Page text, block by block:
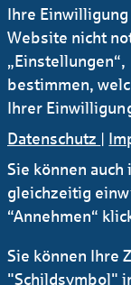
bei euch?
werden!“
Ihre
Website nicht
bestimmen,
Ihrer
Datenschutz |
Sie können
gleichzeitig
“Annehmen“
Sie können Ihre
"Schildsymbol"